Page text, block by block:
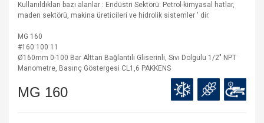
Kullanıldıkları bazı alanlar : Endüstri Sektörü: Petrol-kimyasal hatlar,
maden sektörü, makina üreticileri ve hidrolik sistemler ' dir.
MG 160
#160 100 11
Ø160mm 0-100 Bar Alttan Bağlantılı Gliserinli, Sıvı Dolgulu 1/2" NPT
Manometre, Basınç Göstergesi CL1,6 PAKKENS
MG 160